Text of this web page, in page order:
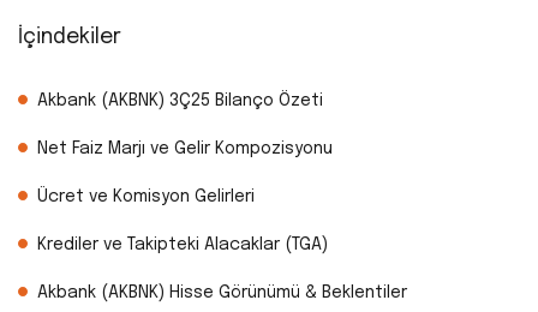
İçindekiler
Akbank (AKBNK) 3Ç25 Bilanço Özeti
Net Faiz Marjı ve Gelir Kompozisyonu
Ücret ve Komisyon Gelirleri
Krediler ve Takipteki Alacaklar (TGA)
Akbank (AKBNK) Hisse Görünümü & Beklentiler